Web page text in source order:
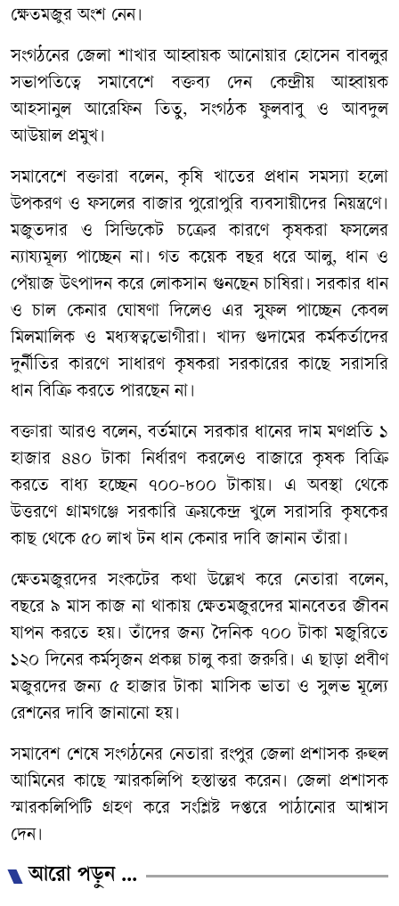
ক্ষেতমজুর অংশ নেন।
সংগঠনের জেলা শাখার আহ্বায়ক আনোয়ার হোসেন বাবলুর
সভাপতিত্বে সমাবেশে বক্তব্য দেন কেন্দ্রীয় আহ্বায়ক
আহসানুল আরেফিন তিতু, সংগঠক ফুলবাবু ও আবদুল
আউয়াল প্রমুখ।
সমাবেশে বক্তারা বলেন, কৃষি খাতের প্রধান সমস্যা হলো
উপকরণ ও ফসলের বাজার পুরোপুরি ব্যবসায়ীদের নিয়ন্ত্রণে।
মজুতদার ও সিন্ডিকেট চক্রের কারণে কৃষকরা ফসলের
ন্যায্যমূল্য পাচ্ছেন না। গত কয়েক বছর ধরে আলু, ধান ও
পেঁয়াজ উৎপাদন করে লোকসান গুনছেন চাষিরা। সরকার ধান
ও চাল কেনার ঘোষণা দিলেও এর সুফল পাচ্ছেন কেবল
মিলমালিক ও মধ্যস্বত্বভোগীরা। খাদ্য গুদামের কর্মকর্তাদের
দুর্নীতির কারণে সাধারণ কৃষকরা সরকারের কাছে সরাসরি
ধান বিক্রি করতে পারছেন না।
বক্তারা আরও বলেন, বর্তমানে সরকার ধানের দাম মণপ্রতি ১
হাজার ৪৪০ টাকা নির্ধারণ করলেও বাজারে কৃষক বিক্রি
করতে বাধ্য হচ্ছেন ৭০০-৮০০ টাকায়। এ অবস্থা থেকে
উত্তরণে গ্রামগঞ্জে সরকারি ক্রয়কেন্দ্র খুলে সরাসরি কৃষকের
কাছ থেকে ৫০ লাখ টন ধান কেনার দাবি জানান তাঁরা।
ক্ষেতমজুরদের সংকটের কথা উল্লেখ করে নেতারা বলেন,
বছরে ৯ মাস কাজ না থাকায় ক্ষেতমজুরদের মানবেতর জীবন
যাপন করতে হয়। তাঁদের জন্য দৈনিক ৭০০ টাকা মজুরিতে
১২০ দিনের কর্মসৃজন প্রকল্প চালু করা জরুরি। এ ছাড়া প্রবীণ
মজুরদের জন্য ৫ হাজার টাকা মাসিক ভাতা ও সুলভ মূল্যে
রেশনের দাবি জানানো হয়।
সমাবেশ শেষে সংগঠনের নেতারা রংপুর জেলা প্রশাসক রুহুল
আমিনের কাছে স্মারকলিপি হস্তান্তর করেন। জেলা প্রশাসক
স্মারকলিপিটি গ্রহণ করে সংশ্লিষ্ট দপ্তরে পাঠানোর আশ্বাস
দেন।
আরো পড়ুন ...